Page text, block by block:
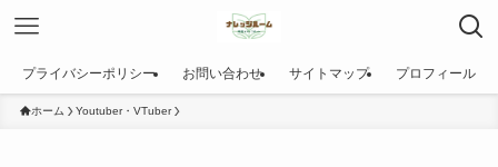
プライバシーポリシー お問い合わせ サイトマップ プロフィール
ホーム Youtuber・VTuber